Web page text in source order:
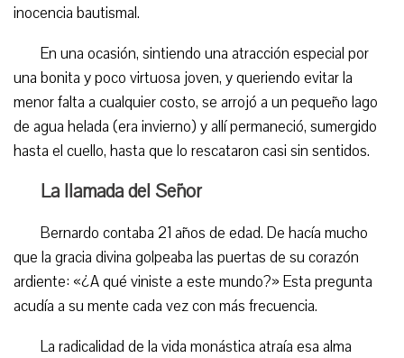
inocencia bautismal.
En una ocasión, sintiendo una atracción especial por
una bonita y poco virtuosa joven, y queriendo evitar la
menor falta a cualquier costo, se arrojó a un pequeño lago
de agua helada (era invierno) y allí permaneció, sumergido
hasta el cuello, hasta que lo rescataron casi sin sentidos.
La llamada del Señor
Bernardo contaba 21 años de edad. De hacía mucho
que la gracia divina golpeaba las puertas de su corazón
ardiente: «¿A qué viniste a este mundo?» Esta pregunta
acudía a su mente cada vez con más frecuencia.
La radicalidad de la vida monástica atraía esa alma